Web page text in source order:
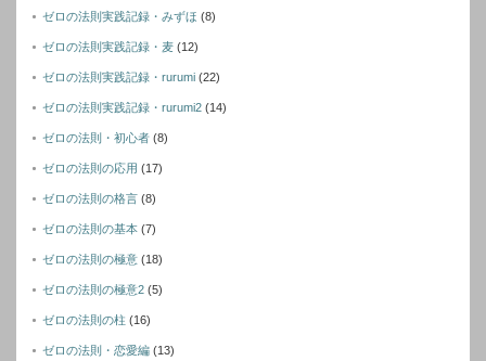
ゼロの法則実践記録・みずほ (8)
ゼロの法則実践記録・麦 (12)
ゼロの法則実践記録・rurumi (22)
ゼロの法則実践記録・rurumi2 (14)
ゼロの法則・初心者 (8)
ゼロの法則の応用 (17)
ゼロの法則の格言 (8)
ゼロの法則の基本 (7)
ゼロの法則の極意 (18)
ゼロの法則の極意2 (5)
ゼロの法則の柱 (16)
ゼロの法則・恋愛編 (13)